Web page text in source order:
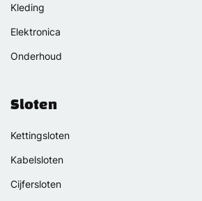
Kleding
Elektronica
Onderhoud
Sloten
Kettingsloten
Kabelsloten
Cijfersloten